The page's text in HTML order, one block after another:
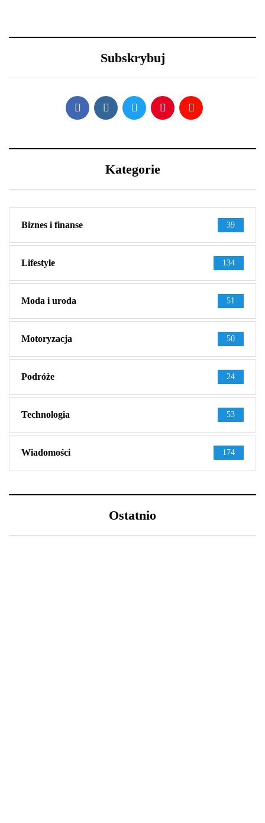
Nowy Rok – nowe
Efektowne fryzury
sylwestrowe – jak
wystylizować?
Subskrybuj
Kategorie
Biznes i finanse 39
Lifestyle 134
Moda i uroda 51
Motoryzacja 50
Podróże 24
Technologia 53
Wiadomości 174
Ostatnio